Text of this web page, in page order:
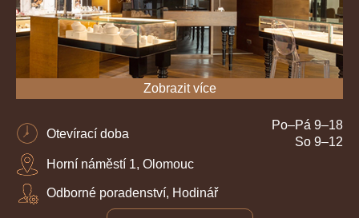
Zobrazit více
Otevírací doba
Po–Pá 9–18
So 9–12
Horní náměstí 1, Olomouc
Odborné poradenství, Hodinář